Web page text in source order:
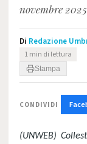
novembre 2025
Di Redazione
1 min di lettura
Stampa
CONDIVIDI
(UNWEB)